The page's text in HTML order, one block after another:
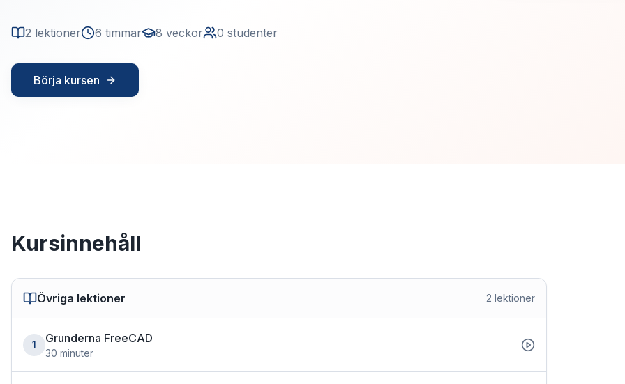
2 lektioner 6 timmar 8 veckor 0 studenter
Börja kursen
Kursinnehåll
Övriga lektioner 2 lektioner
1 Grunderna FreeCAD
30 minuter